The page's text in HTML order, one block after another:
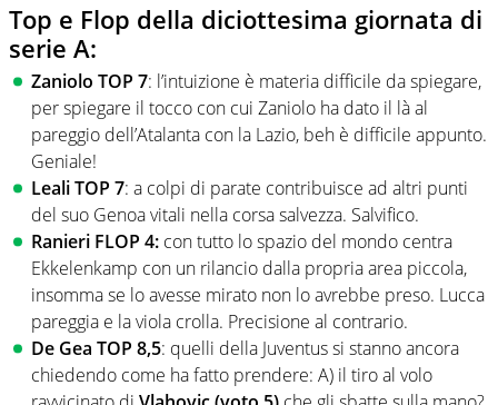
Top e Flop della diciottesima giornata di
serie A:
Zaniolo TOP 7: l’intuizione è materia difficile da spiegare,
per spiegare il tocco con cui Zaniolo ha dato il là al
pareggio dell’Atalanta con la Lazio, beh è difficile appunto.
Geniale!
Leali TOP 7: a colpi di parate contribuisce ad altri punti
del suo Genoa vitali nella corsa salvezza. Salvifico.
Ranieri FLOP 4: con tutto lo spazio del mondo centra
Ekkelenkamp con un rilancio dalla propria area piccola,
insomma se lo avesse mirato non lo avrebbe preso. Lucca
pareggia e la viola crolla. Precisione al contrario.
De Gea TOP 8,5: quelli della Juventus si stanno ancora
chiedendo come ha fatto prendere: A) il tiro al volo